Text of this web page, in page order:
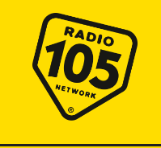
Radio 105